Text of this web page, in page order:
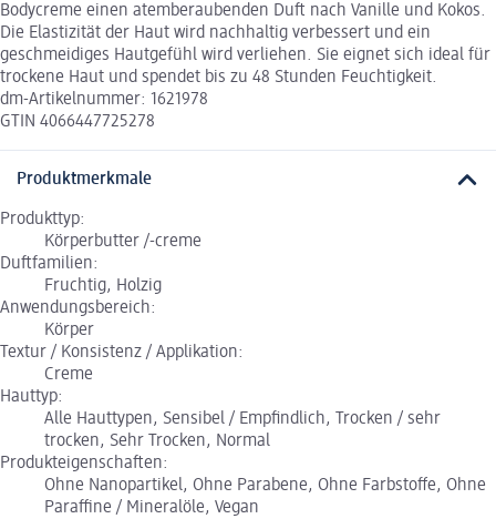
Bodycreme einen atemberaubenden Duft nach Vanille und Kokos.
Die Elastizität der Haut wird nachhaltig verbessert und ein
geschmeidiges Hautgefühl wird verliehen. Sie eignet sich ideal für
trockene Haut und spendet bis zu 48 Stunden Feuchtigkeit.
dm-Artikelnummer: 1621978
GTIN 4066447725278
Produktmerkmale
Produkttyp:
Körperbutter /-creme
Duftfamilien:
Fruchtig, Holzig
Anwendungsbereich:
Körper
Textur / Konsistenz / Applikation:
Creme
Hauttyp:
Alle Hauttypen, Sensibel / Empfindlich, Trocken / sehr
trocken, Sehr Trocken, Normal
Produkteigenschaften:
Ohne Nanopartikel, Ohne Parabene, Ohne Farbstoffe, Ohne
Paraffine / Mineralöle, Vegan